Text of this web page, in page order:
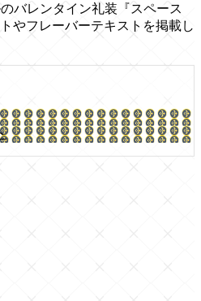
バレンタイン礼装『スペース
やフレーバーテキストを掲載し